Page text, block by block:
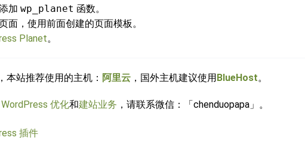
加 wp_planet 函数。
面，使用前面创建的页面模板。
Planet。
本站推荐使用的主机： 阿里云 ，国外主机建议使用BlueHost。
WordPress 优化和建站业务 ，请联系微信：「chenduopapa」。
插件